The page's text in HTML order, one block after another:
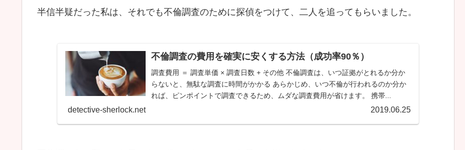
半信半疑だった私は、それでも不倫調査のために探偵をつけて、二人を追ってもらいました。
不倫調査の費用を確実に安くする方法（成功率90％）
調査費用 ＝ 調査単価 × 調査日数 + その他 不倫調査は、いつ証拠がとれるか分か
らないと、無駄な調査に時間がかかる あらかじめ、いつ不倫が行われるのか分か
れば、ピンポイントで調査できるため、ムダな調査費用が省けます。 携帯...
detective-sherlock.net 2019.06.25